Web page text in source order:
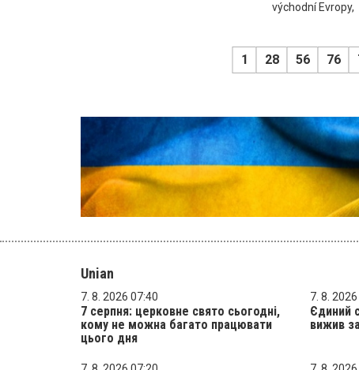
východní Evropy,
1 28 56 76
Unian
7. 8. 2026 07:40
7 серпня: церковне свято сьогодні,
кому не можна багато працювати
цього дня
7. 8.
Єдиний
вижив